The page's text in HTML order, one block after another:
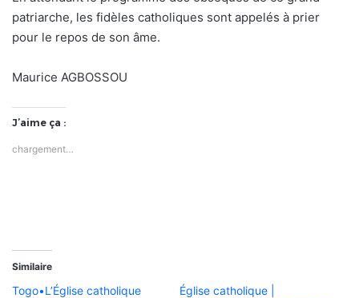
patriarche, les fidèles catholiques sont appelés à prier
pour le repos de son âme.
Maurice AGBOSSOU
J’aime ça :
chargement…
Similaire
Togo•L’Église catholique
Église catholique |